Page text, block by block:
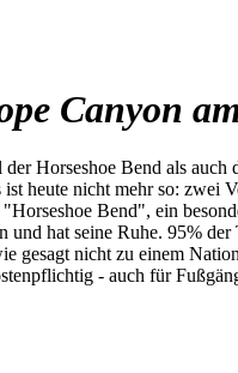
Canyon
Horseshoe Bend als
heute nicht mehr so:
Bend", ein
hat seine Ruhe. 95%
gesagt nicht zu einem
- auch für